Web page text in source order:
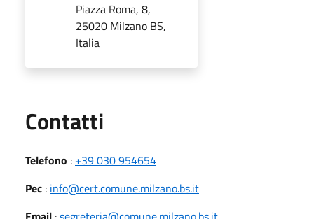
Piazza Roma, 8,
25020 Milzano BS,
Italia
Contatti
Telefono : +39 030 954654
Pec : info@cert.comune.milzano.bs.it